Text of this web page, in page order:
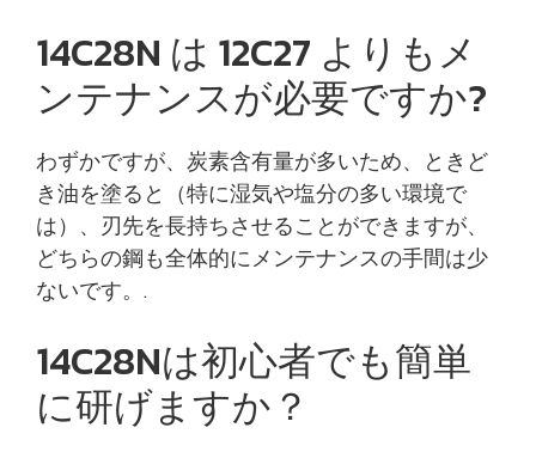
14C28N は 12C27 よりもメ
ンテナンスが必要ですか?
わずかですが、炭素含有量が多いため、ときど
き油を塗ると（特に湿気や塩分の多い環境で
は）、刃先を長持ちさせることができますが、
どちらの鋼も全体的にメンテナンスの手間は少
ないです。.
14C28Nは初心者でも簡単
に研げますか？